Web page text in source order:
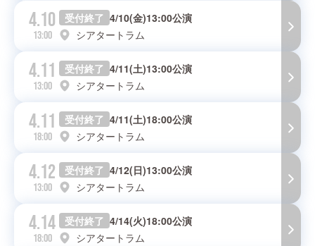
4.10
13:00
受付終了 4/10(金)13:00公演
シアタートラム
4.11
13:00
受付終了 4/11(土)13:00公演
シアタートラム
4.11
18:00
受付終了 4/11(土)18:00公演
シアタートラム
4.12
13:00
受付終了 4/12(日)13:00公演
シアタートラム
4.14
18:00
受付終了 4/14(火)18:00公演
シアタートラム